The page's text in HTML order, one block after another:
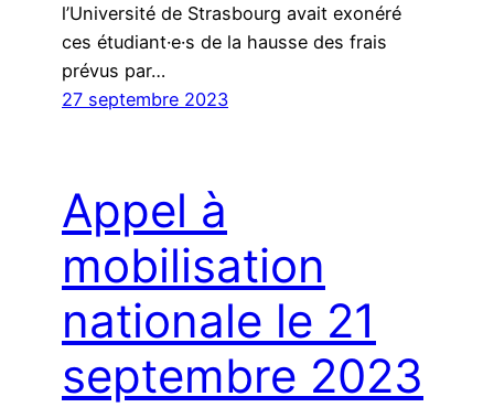
l’Université de Strasbourg avait exonéré
ces étudiant·e·s de la hausse des frais
prévus par…
27 septembre 2023
Appel à
mobilisation
nationale le 21
septembre 2023